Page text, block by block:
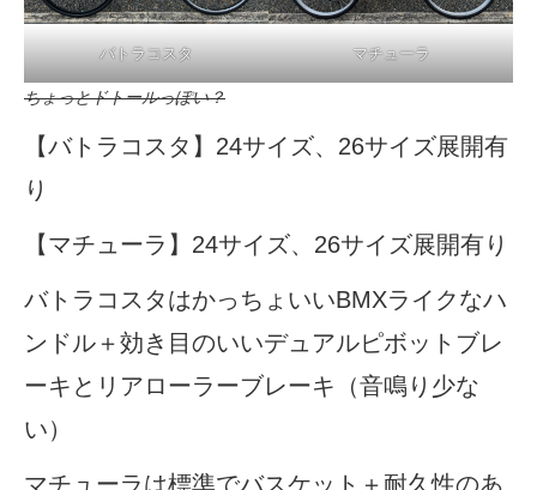
求人情報
募集中の求人情報
法人様
法人様向け割引
その他
バトラコスタ マチューラ
ちょっとドトールっぽい？
【バトラコスタ】24サイズ、26サイズ展開有
り
【マチューラ】24サイズ、26サイズ展開有り
バトラコスタはかっちょいいBMXライクなハ
ンドル＋効き目のいいデュアルピボットブレ
ーキとリアローラーブレーキ（音鳴り少な
い）
マチューラは標準でバスケット＋耐久性のあ